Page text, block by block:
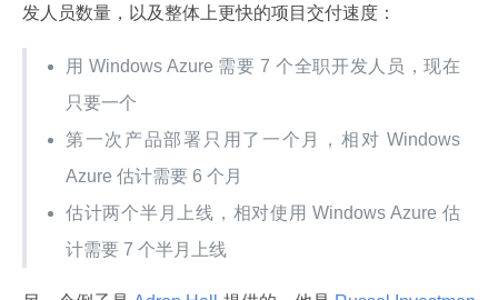
发人员数量，以及整体上更快的项目交付速度：
用 Windows Azure 需要 7 个全职开发人员，现在
只要一个
第一次产品部署只用了一个月，相对 Windows
Azure 估计需要 6 个月
估计两个半月上线，相对使用 Windows Azure 估
计需要 7 个半月上线